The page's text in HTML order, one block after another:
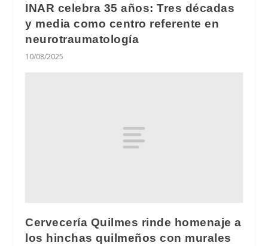
INAR celebra 35 años: Tres décadas
y media como centro referente en
neurotraumatología
10/08/2025
Cervecería Quilmes rinde homenaje a
los hinchas quilmeños con murales